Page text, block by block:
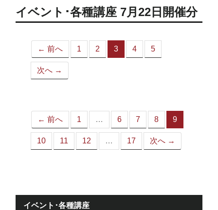
イベント･各種講座 7月22日開催分
← 前へ 1 2 3
（こ
4 5
次へ →
← 前へ 1 … 6 7 8 9
10 11 12 … 17 次へ →
イベント･各種講座